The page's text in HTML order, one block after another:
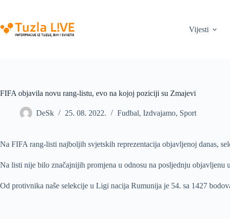
content
Vijesti
FIFA objavila novu rang-listu, evo na kojoj poziciji su Zmajevi
DeSk 25. 08. 2022. Fudbal, Izdvajamo, Sport
Na FIFA rang-listi najboljih svjetskih reprezentacija objavljenoj danas,
Na listi nije bilo značajnijih promjena u odnosu na posljednju
Od protivnika naše selekcije u Ligi nacija Rumunija je 54. sa 1427